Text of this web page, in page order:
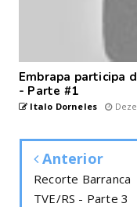
Embrapa participa
- Parte #1
Italo Dorneles
Anterior
Recorte Barranca
TVE/RS - Parte 3